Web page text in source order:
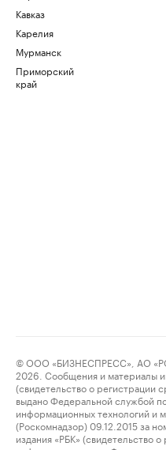
Кавказ
Карелия
Мурманск
Приморский
край
© ООО «БИЗНЕСПРЕСС», АО
2026. Сообщения и материалы
(свидетельство о регистрации
выдано Федеральной службой
информационных технологий и
(Роскомнадзор) 09.12.2015 за
издания «РБК» (свидетельство